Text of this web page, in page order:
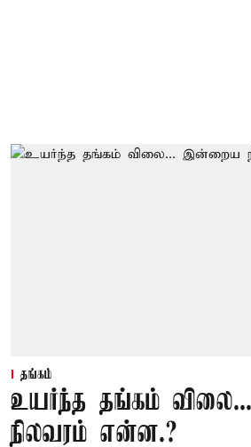
தங்கம்
உயர்ந்த தங்கம்
நிலவரம் என்ன.?